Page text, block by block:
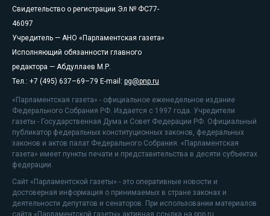
Свидетельство о регистрации Эл № ФС77-
46097
Учредитель — АНО «Парламентская газета»
Исполняющий обязанности главного
редактора — Абдуллаев М.Р.
Тел.: +7 (495) 637–69–79 E-mail: pg@pnp.ru
«Парламентская газета» - официальное еженедельное издание
Федерального Собрания РФ. Издается с 1997 года. Учредители
газеты - Государственная Дума и Совет Федерации РФ. Официальный
публикатор федеральных конституционных законов, федеральных
законов и актов палат Федерального Собрания. «Парламентская
газета» имеет пункты печати и представительства в десяти субъектах
федерации.
Сайт «Парламентской газеты» - это оперативные новости и
достоверная информация о принимаемых в стране законах и
деятельности депутатов и сенаторов. При использовании материалов